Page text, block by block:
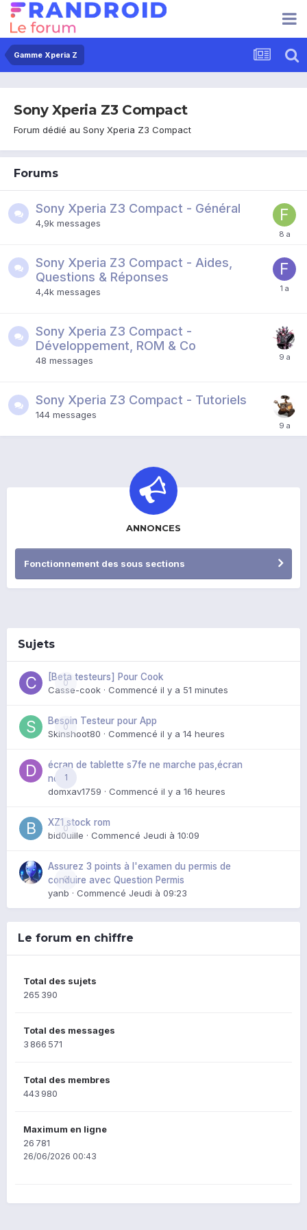
Gamme Xperia Z
Sony Xperia Z3 Compact
Forum dédié au Sony Xperia Z3 Compact
Forums
Sony Xperia Z3 Compact - Général
4,9k messages
Sony Xperia Z3 Compact - Aides,
Questions & Réponses
4,4k messages
Sony Xperia Z3 Compact -
Développement, ROM & Co
48 messages
Sony Xperia Z3 Compact - Tutoriels
144 messages
ANNONCES
Fonctionnement des sous sections
Sujets
0
[Beta testeurs] Pour Cook
Casse-cook · Commencé il y a 51 minutes
0
Besoin Testeur pour App
Skinshoot80 · Commencé il y a 14 heures
1
écran de tablette s7fe ne marche pas,écran
noir
domxav1759 · Commencé il y a 16 heures
0
XZ1 stock rom
bid0uille · Commencé Jeudi à 10:09
0
Assurez 3 points à l'examen du permis de
conduire avec Question Permis
yanb · Commencé Jeudi à 09:23
Le forum en chiffre
Total des sujets
265 390
Total des messages
3 866 571
Total des membres
443 980
Maximum en ligne
26 781
26/06/2026 00:43